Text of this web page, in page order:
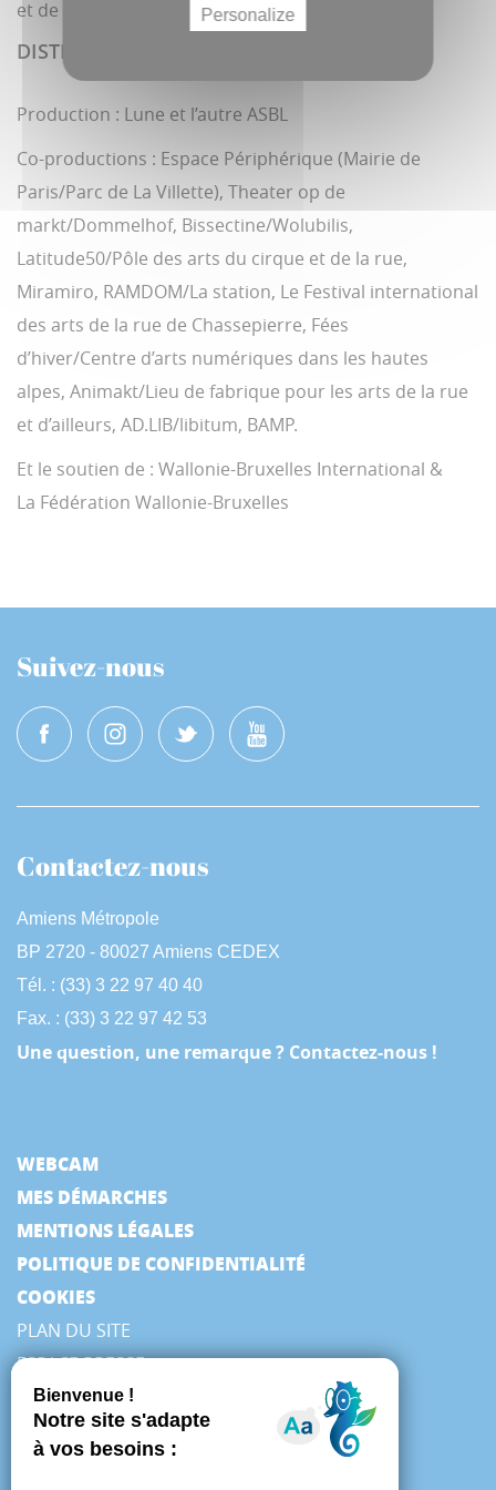
et de ludisme.
DISTRIBUTION & PRODUCTION
Production : Lune et l’autre ASBL
Co-productions : Espace Périphérique (Mairie de
Paris/Parc de La Villette), Theater op de
markt/Dommelhof, Bissectine/Wolubilis,
Latitude50/Pôle des arts du cirque et de la rue,
Miramiro, RAMDOM/La station, Le Festival international
des arts de la rue de Chassepierre, Fées
d’hiver/Centre d’arts numériques dans les hautes
alpes, Animakt/Lieu de fabrique pour les arts de la rue
et d’ailleurs, AD.LIB/libitum, BAMP.
Et le soutien de : Wallonie-Bruxelles International &
La Fédération Wallonie-Bruxelles
Suivez-nous
Contactez-nous
Amiens Métropole
BP 2720 - 80027 Amiens CEDEX
Tél. : (33) 3 22 97 40 40
Fax. : (33) 3 22 97 42 53
Une question, une remarque ? Contactez-nous !
WEBCAM
MES DÉMARCHES
MENTIONS LÉGALES
POLITIQUE DE CONFIDENTIALITÉ
COOKIES
PLAN DU SITE
ESPACE PRESSE
Personalize